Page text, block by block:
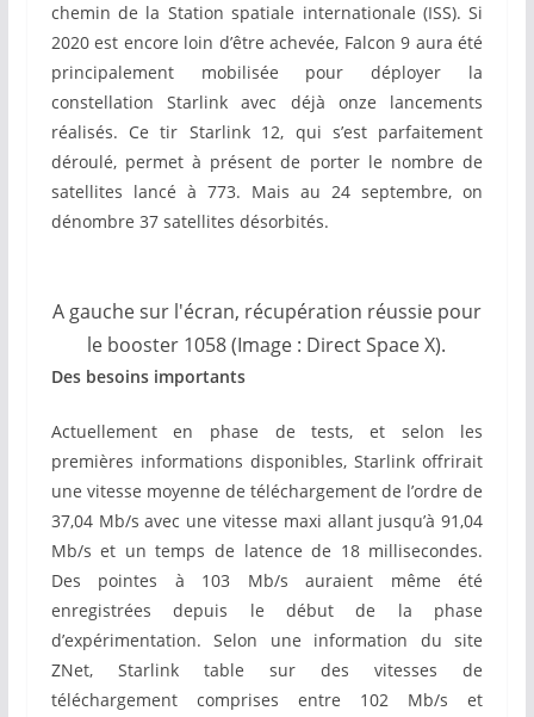
chemin de la Station spatiale internationale (ISS). Si
2020 est encore loin d’être achevée, Falcon 9 aura été
principalement mobilisée pour déployer la
constellation Starlink avec déjà onze lancements
réalisés. Ce tir Starlink 12, qui s’est parfaitement
déroulé, permet à présent de porter le nombre de
satellites lancé à 773. Mais au 24 septembre, on
dénombre 37 satellites désorbités.
A gauche sur l'écran, récupération réussie pour
le booster 1058 (Image : Direct Space X).
Des besoins importants
Actuellement en phase de tests, et selon les
premières informations disponibles, Starlink offrirait
une vitesse moyenne de téléchargement de l’ordre de
37,04 Mb/s avec une vitesse maxi allant jusqu’à 91,04
Mb/s et un temps de latence de 18 millisecondes.
Des pointes à 103 Mb/s auraient même été
enregistrées depuis le début de la phase
d’expérimentation. Selon une information du site
ZNet, Starlink table sur des vitesses de
téléchargement comprises entre 102 Mb/s et